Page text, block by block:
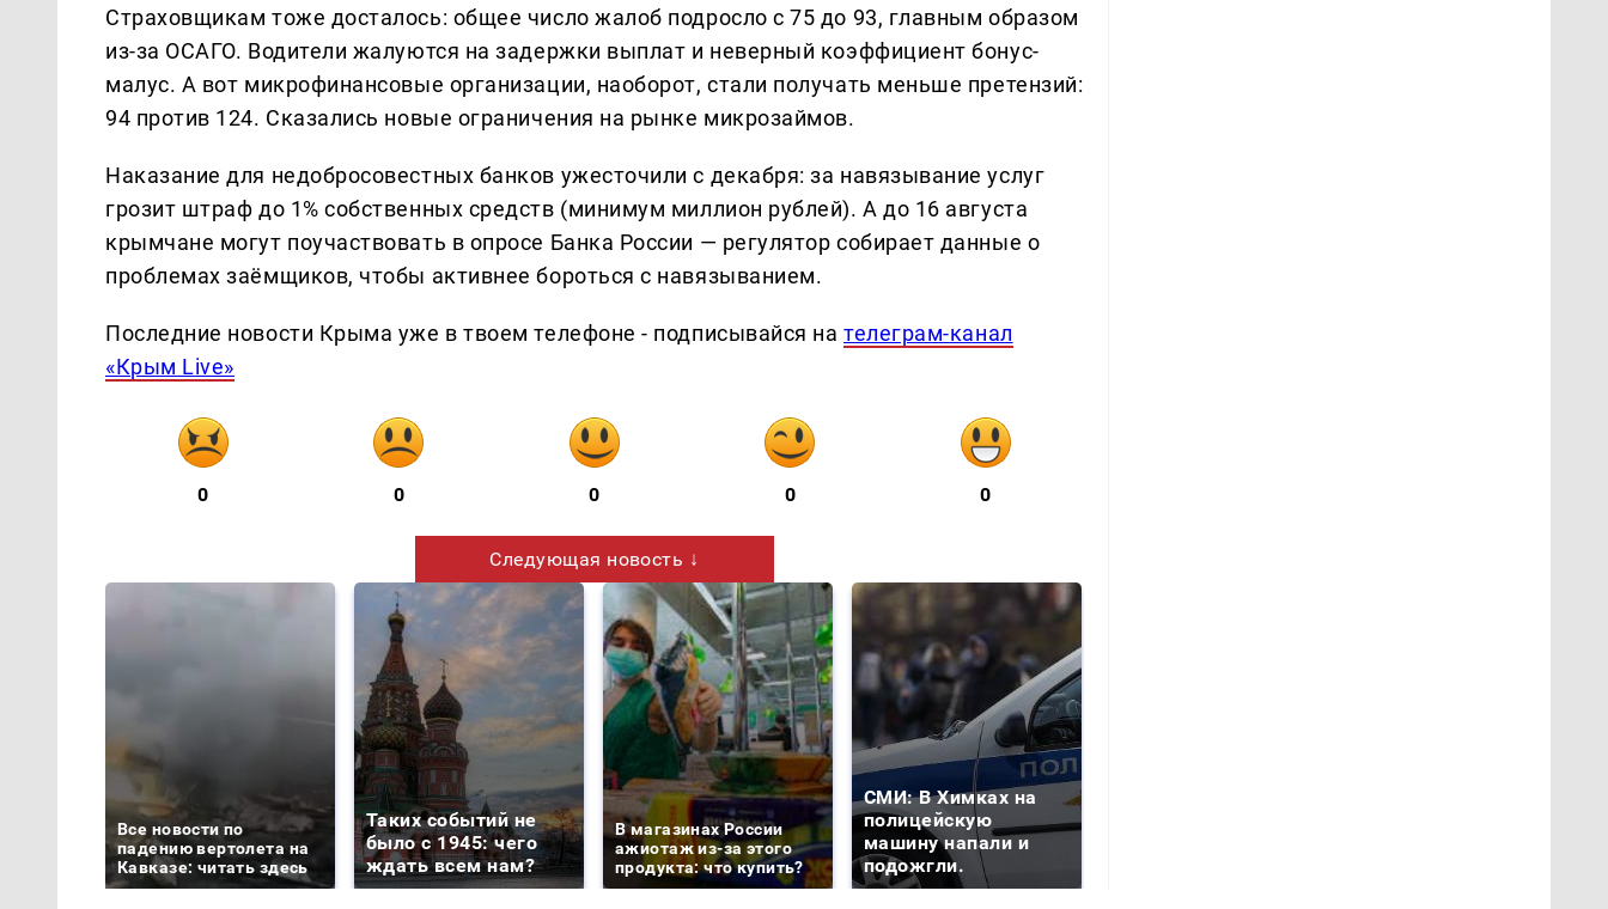
Страховщикам тоже досталось: общее число жалоб подросло с 75 до 93, главным образом
из-за ОСАГО. Водители жалуются на задержки выплат и неверный коэффициент бонус-
малус. А вот микрофинансовые организации, наоборот, стали получать меньше претензий:
94 против 124. Сказались новые ограничения на рынке микрозаймов.
Наказание для недобросовестных банков ужесточили с декабря: за навязывание услуг
грозит штраф до 1% собственных средств (минимум миллион рублей). А до 16 августа
крымчане могут поучаствовать в опросе Банка России — регулятор собирает данные о
проблемах заёмщиков, чтобы активнее бороться с навязыванием.
Последние новости Крыма уже в твоем телефоне - подписывайся нателеграм-канал
«Крым Live»
0 0 0 0 0
Следующая новость ↓
Все новости по
падению вертолета на
Кавказе: читать здесь
Таких событий не
было с 1945: чего
ждать всем нам?
В магазинах России
ажиотаж из-за этого
продукта: что купить?
СМИ: В Химках на
полицейскую
машину напали и
подожгли.